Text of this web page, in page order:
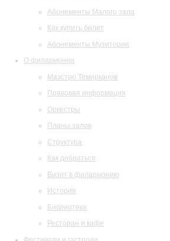
Абонементы Малого зала
Как купить билет
Абонементы Музитория
О филармонии
Маэстро Темирканов
Правовая информация
Оркестры
Планы залов
Структура
Как добраться
Визит в филармонию
История
Библиотека
Ресторан и кафе